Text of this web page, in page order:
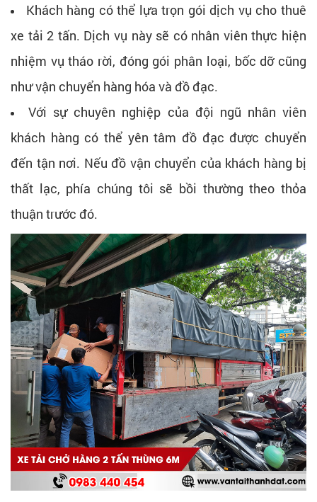
Khách hàng có thể lựa trọn gói dịch vụ cho thuê
xe tải 2 tấn. Dịch vụ này sẽ có nhân viên thực hiện
nhiệm vụ tháo rời, đóng gói phân loại, bốc dỡ cũng
như vận chuyển hàng hóa và đồ đạc.
Với sự chuyên nghiệp của đội ngũ nhân viên
khách hàng có thể yên tâm đồ đạc được chuyển
đến tận nơi. Nếu đồ vận chuyển của khách hàng bị
thất lạc, phía chúng tôi sẽ bồi thường theo thỏa
thuận trước đó.